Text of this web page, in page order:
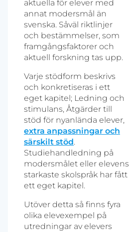
aktuella för elever med
annat modersmål än
svenska. Såväl riktlinjer
och bestämmelser, som
framgångsfaktorer och
aktuell forskning tas upp.
Varje stödform beskrivs
och konkretiseras i ett
eget kapitel; Ledning och
stimulans, Åtgärder till
stöd för nyanlända elever,
extra anpassningar och
särskilt stöd.
Studiehandledning på
modersmålet eller elevens
starkaste skolspråk har fått
ett eget kapitel.
Utöver detta så finns fyra
olika elevexempel på
utredningar av elevers